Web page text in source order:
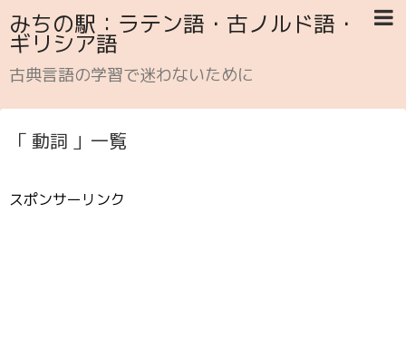
みちの駅：ラテン語・古ノルド語・
ギリシア語
古典言語の学習で迷わないために
「 動詞 」一覧
スポンサーリンク